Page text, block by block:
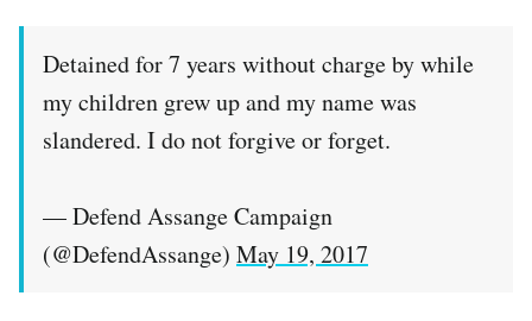
Detained for 7 years without charge by while
my children grew up and my name was
slandered. I do not forgive or forget.
— Defend Assange Campaign
(@DefendAssange) May 19, 2017